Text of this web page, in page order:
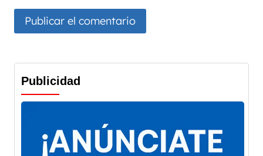
Publicidad